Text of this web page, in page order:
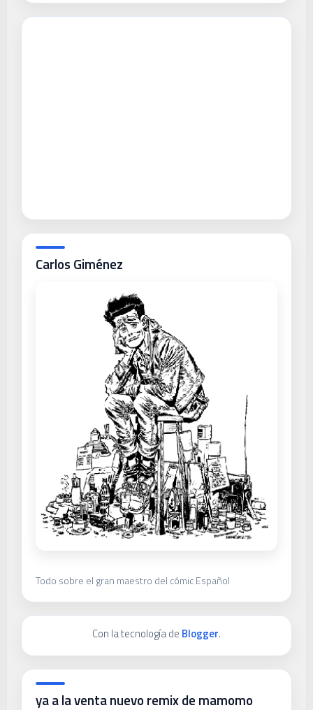
Carlos Giménez
Todo sobre el gran maestro del cómic Español
Con la tecnología de Blogger.
ya a la venta nuevo remix de mamomo